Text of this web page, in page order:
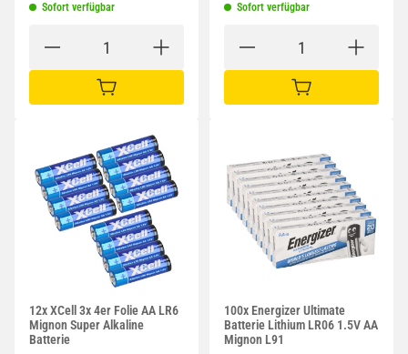
Sofort verfügbar
IN DEN WARENKORB
Sofort verfügbar
IN DEN WARENKORB
12x XCell 3x 4er Folie AA LR6
Mignon Super Alkaline
Batterie
100x Energizer Ultimate
Batterie Lithium LR06 1.5V AA
Mignon L91